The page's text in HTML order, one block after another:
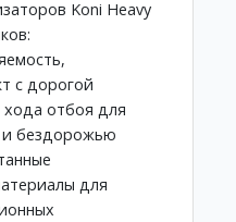
Koni Heavy
с дорогой
хода отбоя для
бездорожью
для